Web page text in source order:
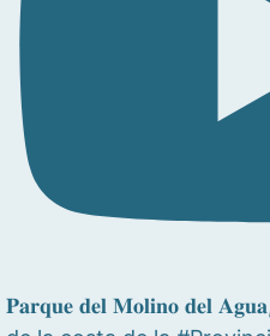
𝐏𝐚𝐫𝐪𝐮𝐞 𝐝𝐞𝐥 𝐌𝐨𝐥𝐢𝐧𝐨 𝐝𝐞𝐥